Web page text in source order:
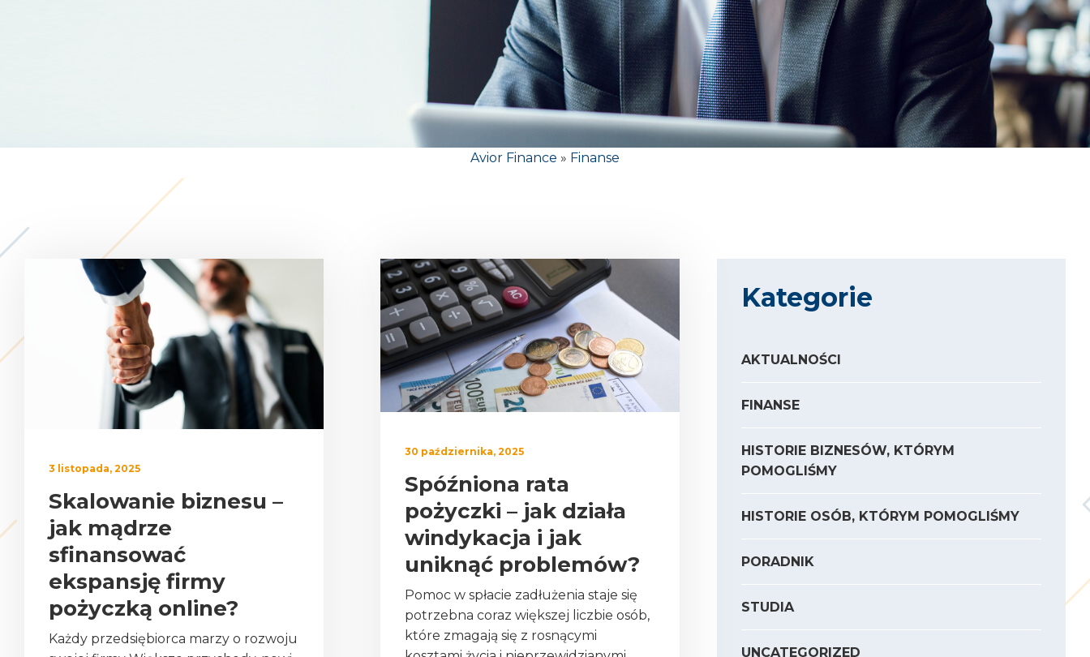
Avior Finance » Finanse
3 listopada, 2025
Skalowanie biznesu –
jak mądrze
sfinansować
ekspansję firmy
pożyczką online?
Każdy przedsiębiorca marzy o rozwoju
30 października, 2025
Spóźniona rata
pożyczki – jak działa
windykacja i jak
uniknąć problemów?
Pomoc w spłacie zadłużenia staje się
potrzebna coraz większej liczbie osób,
które zmagają się z rosnącymi
Kategorie
AKTUALNOŚCI
FINANSE
HISTORIE BIZNESÓW, KTÓRYM
POMOGLIŚMY
HISTORIE OSÓB, KTÓRYM POMOGLIŚMY
PORADNIK
STUDIA
UNCATEGORIZED